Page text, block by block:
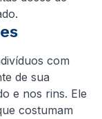
com
de sua
e nos rins. Ele
costumam